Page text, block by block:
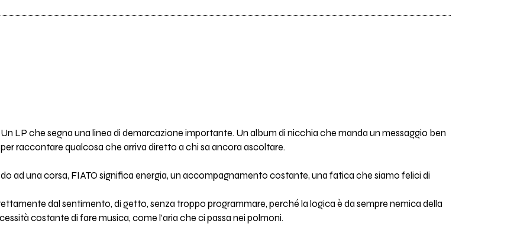
LP che segna una linea di demarcazione importante. Un album di nicchia che manda un messaggio ben
raccontare qualcosa che arriva diretto a chi sa ancora ascoltare.
ad una corsa, FIATO significa energia, un accompagnamento costante, una fatica che siamo felici di
dal sentimento, di getto, senza troppo programmare, perché la logica è da sempre nemica della
costante di fare musica, come l’aria che ci passa nei polmoni.